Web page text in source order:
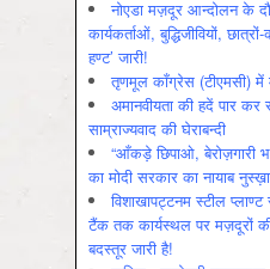
नोएडा मज़दूर आन्दोलन के
कार्यकर्ताओं, बुद्धिजीवियों,
हण्ट’ जारी!
तृणमूल काँग्रेस (टीएमसी)
अमानवीयता की हदें पार कर
साम्राज्यवाद की घेराबन्दी
“आँकड़े छिपाओ, बेरोज़गारी
का मोदी सरकार का नायाब नुस्ख़ा
विशाखापट्टनम स्टील
टैंक तक कार्यस्थल पर मज़दूरों
बदस्तूर जारी है!